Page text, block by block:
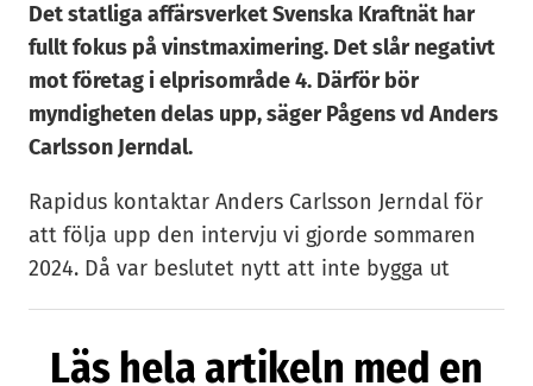
Det statliga affärsverket Svenska Kraftnät har
fullt fokus på vinstmaximering. Det slår negativt
mot företag i elprisområde 4. Därför bör
myndigheten delas upp, säger Pågens vd Anders
Carlsson Jerndal.
Rapidus kontaktar Anders Carlsson Jerndal för
att följa upp den intervju vi gjorde sommaren
2024. Då var beslutet nytt att inte bygga ut
kritik mot energipolitiken och
Läs hela artikeln med en